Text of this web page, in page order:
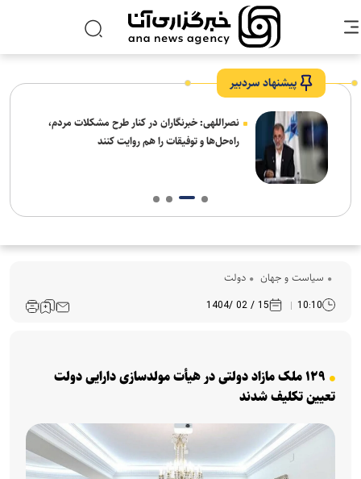
پیشنهاد سردبیر
نصراللهی: خبرنگاران در کنار طرح مشکلات مردم،
راه‌حل‌ها و توفیقات را هم روایت کنند
سیاست و جهان دولت
10:10
15 / 02 /1404
۱۲۹ ملک مازاد دولتی در هیأت مولدسازی دارایی دولت
تعیین تکلیف شدند